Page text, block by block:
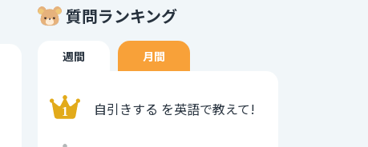
質問ランキング
週間 月間
自引きする を英語で教えて!